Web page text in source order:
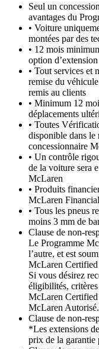
Seul un
avantages du
• Voiture
montées par des
• 12 mois
option
• Tout services et
remise du
remis au clients
• Minimum 12
déplacements
• Toutes
disponible dans le
concessionnaire
• Un contrôle
de la voiture sera
McLaren
• Produits
McLaren
• Tous les pneus
moins 3 mm de
Clause de non-
Le Programme
l’autre, et est
McLaren Certified
Si vous désirez
éligibilités,
McLaren Certified
McLaren Autorisé.
Clause de non-
*Les extensions
prix de la garantie